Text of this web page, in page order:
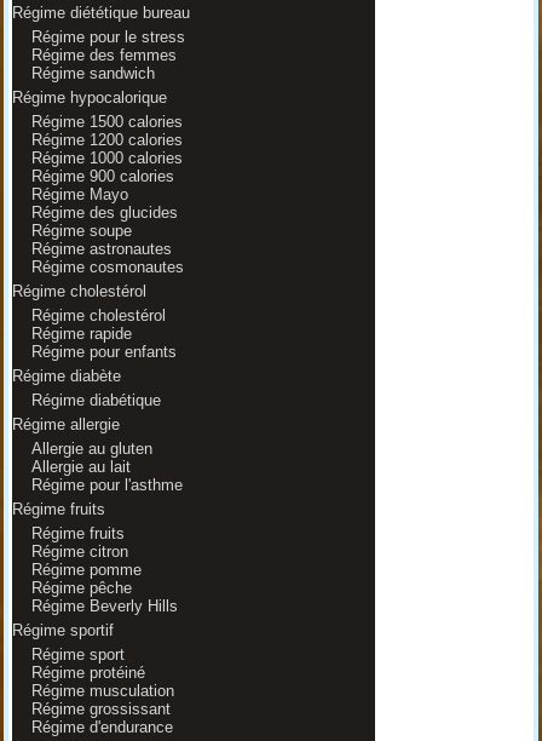
Régime diététique bureau
Régime pour le stress
Régime des femmes
Régime sandwich
Régime hypocalorique
Régime 1500 calories
Régime 1200 calories
Régime 1000 calories
Régime 900 calories
Régime Mayo
Régime des glucides
Régime soupe
Régime astronautes
Régime cosmonautes
Régime cholestérol
Régime cholestérol
Régime rapide
Régime pour enfants
Régime diabète
Régime diabétique
Régime allergie
Allergie au gluten
Allergie au lait
Régime pour l'asthme
Régime fruits
Régime fruits
Régime citron
Régime pomme
Régime pêche
Régime Beverly Hills
Régime sportif
Régime sport
Régime protéiné
Régime musculation
Régime grossissant
Régime d'endurance